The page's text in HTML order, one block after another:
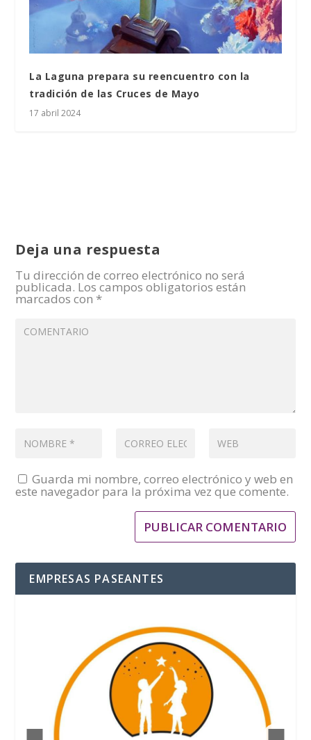
La Laguna prepara su reencuentro con la
tradición de las Cruces de Mayo
17 abril 2024
Deja una respuesta
Tu dirección de correo electrónico no será
publicada. Los campos obligatorios están
marcados con *
Guarda mi nombre, correo electrónico y web en
este navegador para la próxima vez que comente.
EMPRESAS PASEANTES